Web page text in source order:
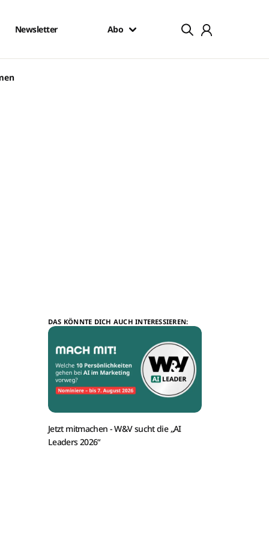
Newsletter Abo
DAS KÖNNTE DICH AUCH INTERESSIEREN:
Jetzt mitmachen -W&V sucht die „AI
Leaders 2026“